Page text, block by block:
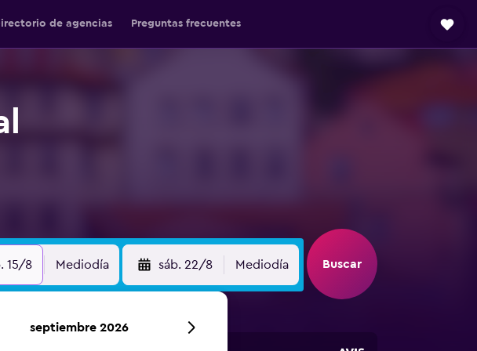
de agencias Preguntas frecuentes
15/8 Mediodía sáb. 22/8 Mediodía Buscar
septiembre 2026